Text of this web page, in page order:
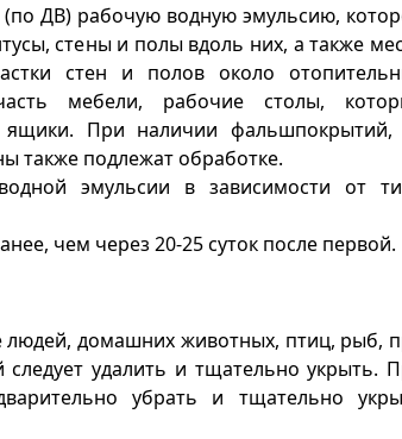
ДВ) рабочую водную эмульсию,
стены и полы вдоль них, а также
стен и полов около
мебели, рабочие столы,
При наличии фальшпокрытий,
также подлежат обработке.
эмульсии в зависимости от
чем через 20-25 суток после первой.
людей, домашних животных, птиц, рыб,
удалить и тщательно укрыть.
убрать и тщательно